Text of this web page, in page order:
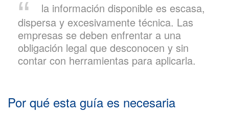
la información disponible es escasa,
dispersa y excesivamente técnica. Las
empresas se deben enfrentar a una
obligación legal que desconocen y sin
contar con herramientas para aplicarla.
Por qué esta guía es necesaria